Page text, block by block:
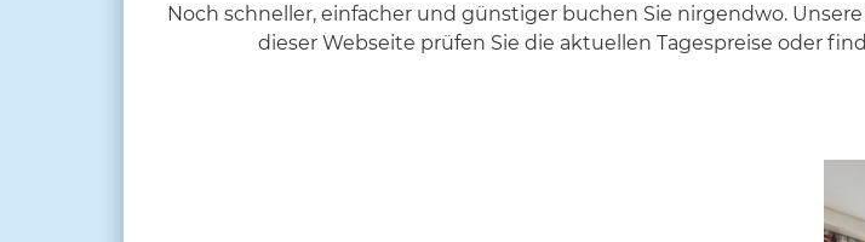
Noch schneller, einfacher und günstiger buchen Sie nirgendwo.
dieser Webseite prüfen Sie die aktuellen Tagespreise oder